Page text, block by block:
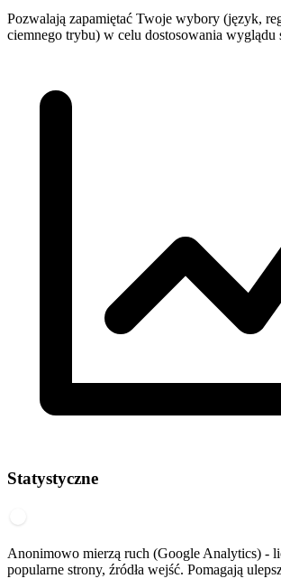
Pozwalają zapamiętać Twoje wybory (język,
ciemnego trybu) w celu dostosowania wyglądu
Statystyczne
Anonimowo mierzą ruch (Google Analytics) -
popularne strony, źródła wejść. Pomagają